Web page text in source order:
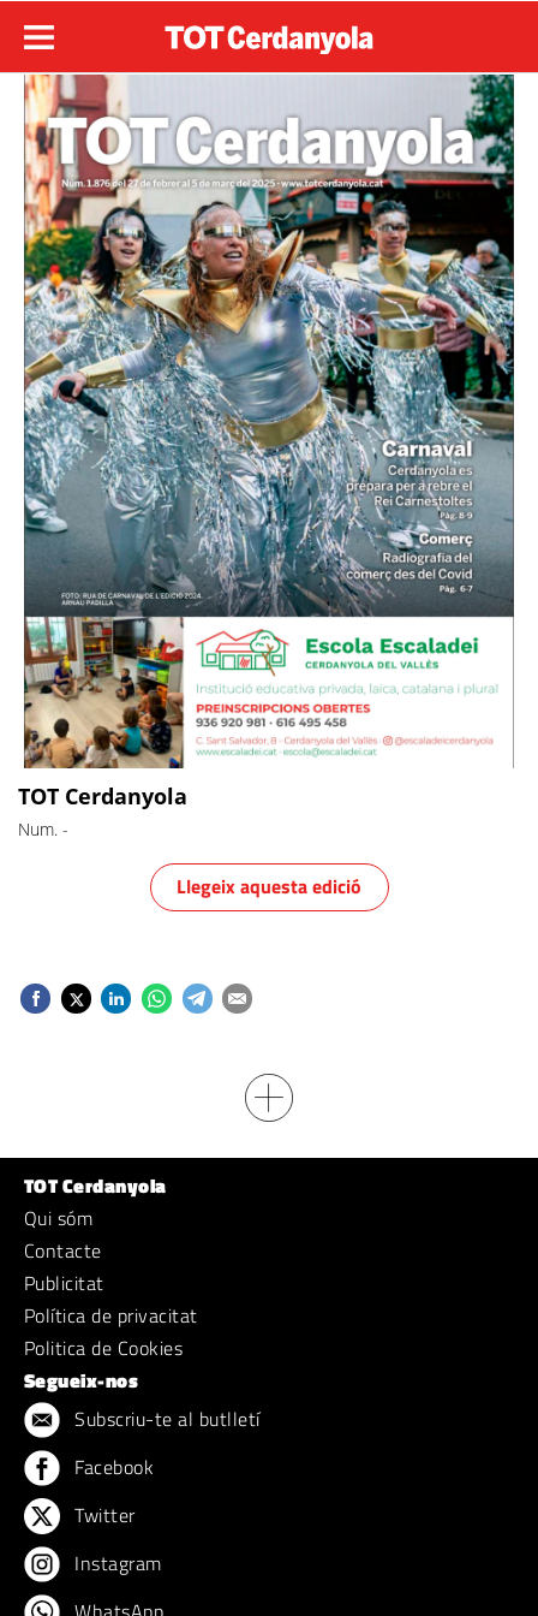
TOT Cerdanyola
Num. -
Llegeix aquesta edició
TOT Cerdanyola
Qui sóm
Contacte
Publicitat
Política de privacitat
Politica de Cookies
Segueix-nos
Subscriu-te al butlletí
Facebook
Twitter
Instagram